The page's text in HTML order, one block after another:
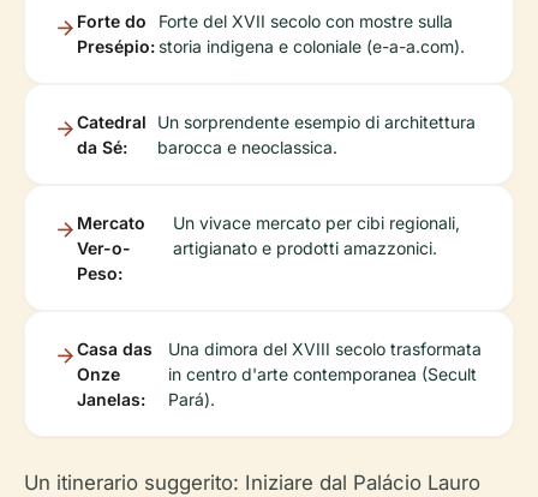
Forte do
Presépio:
Forte del XVII secolo con mostre sulla
storia indigena e coloniale (e-a-a.com).
Catedral
da Sé:
Un sorprendente esempio di architettura
barocca e neoclassica.
Mercato
Ver-o-
Peso:
Un vivace mercato per cibi regionali,
artigianato e prodotti amazzonici.
Casa das
Onze
Janelas:
Una dimora del XVIII secolo trasformata
in centro d'arte contemporanea (Secult
Pará).
Un itinerario suggerito: Iniziare dal Palácio Lauro